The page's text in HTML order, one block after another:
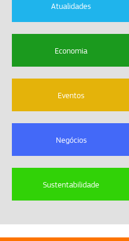
Atualidades
Economia
Eventos
Negócios
Sustentabilidade